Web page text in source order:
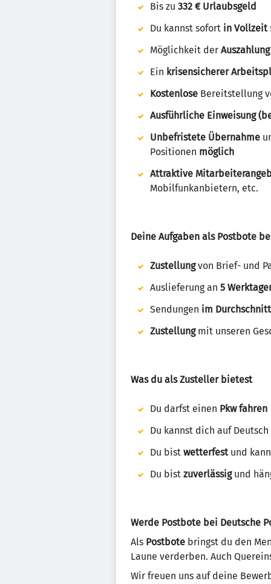
Bis zu 332 € Urlaubsgeld
Du kannst sofort in Vollzeit
Möglichkeit der
Ein krisensicherer
Kostenlose Bereitstellung
Ausführliche Einweisung
Unbefristete Übernahme
Positionen möglich
Attraktive
Mobilfunkanbietern, etc.
Deine Aufgaben als Postbote
Zustellungvon Brief- und
Auslieferung an 5
Sendungen im
Zustellungmit unseren
Was du als Zusteller bietest
Du darfst einen Pkw fahren
Du kannst dich auf Deutsch
Du bist wetterfestund
Du bist zuverlässigund
Werde Postbote bei Deutsche
Als Postbote bringst du den
Laune verderben. Auch
Wir freuen uns auf deine